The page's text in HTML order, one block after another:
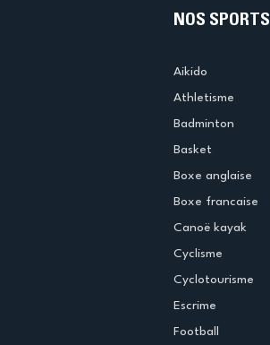
NOS SPORTS
Aikido
Athletisme
Badminton
Basket
Boxe anglaise
Boxe francaise
Canoë kayak
Cyclisme
Cyclotourisme
Escrime
Football